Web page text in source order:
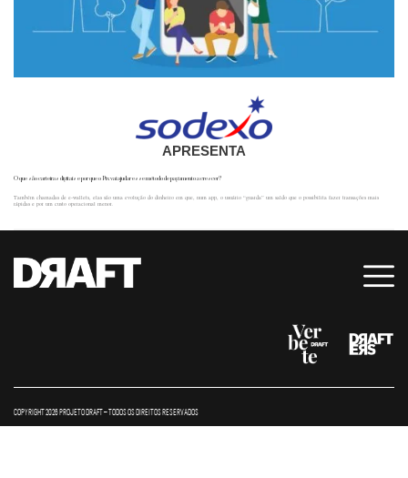
APRESENTA
O que são carteiras digitais e por que o Pix vai ajudar esse método de pagamento a crescer?
Também chamadas de e-wallets, elas são uma evolução do dinheiro em que, num app, o usuário “guarda” um saldo que o possibilita fazer transações mais
rápidas e por um custo operacional menor.
COPYRIGHT 2026 PROJETO DRAFT – TODOS OS DIREITOS RESERVADOS